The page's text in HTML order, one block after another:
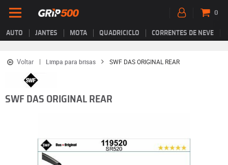
AUTO JANTES MOTA QUADRICICLO CORRENTES DE NEVE
0
Voltar Limpa para brisas SWF DAS ORIGINAL REAR
SWF DAS ORIGINAL REAR